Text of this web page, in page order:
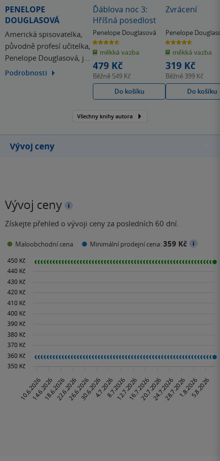
PENELOPE
DOUGLASOVÁ
Americká spisovatelka,
původně profesí učitelka,
Penelope Douglasová, je
autorkou řady erotických
a USA Today bestsellery a
jazyků. Patří mezi ně i…
Podrobnosti
Ďáblova noc 3:
Hříšná posedlost
Penelope Douglasová
4.6
z
5
hvězdiček
měkká vazba
479 Kč
Běžně 549 Kč
Do košíku
Zvrácení
Penelope
4.6
z
5
hvězdiček
měkká vazba
319 Kč
Běžně 399 Kč
Do košíku
Všechny knihy autora
Vývoj ceny
Vývoj ceny
Získejte přehled o vývoji ceny za posledních 60 dní.
Maloobchodní cena Minimální prodejní cena:359 Kč